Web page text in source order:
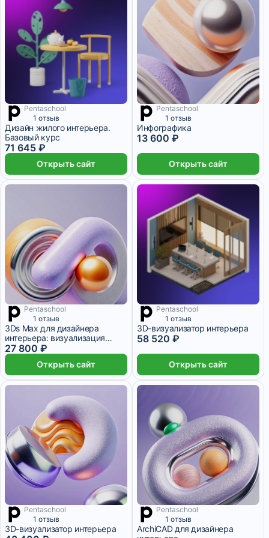
Pentaschool
1 отзыв
Дизайн жилого интерьера.
Базовый курс
71 645 ₽
Открыть сайт
3 400 ₽/мес 2 месяца
Pentaschool
1 отзыв
Инфографика
13 600 ₽
Открыть сайт
4 633 ₽/мес
Pentaschool
1 отзыв
3Ds Max для дизайнера
интерьера: визуализация
проекта
27 800 ₽
Открыть сайт
Pentaschool
1 отзыв
3D-визуализатор интерьера
58 520 ₽
Открыть сайт
8 067 ₽/мес 6 месяцев
Pentaschool
1 отзыв
3D-визуализатор интерьера
4 333 ₽/мес
Pentaschool
1 отзыв
ArchiCAD для дизайнера